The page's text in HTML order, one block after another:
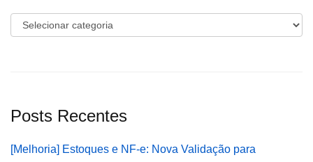
Categorias
Posts Recentes
[Melhoria] Estoques e NF-e: Nova Validação para